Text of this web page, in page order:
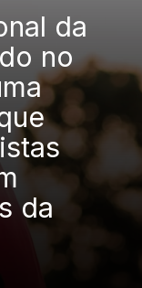
da
no
da